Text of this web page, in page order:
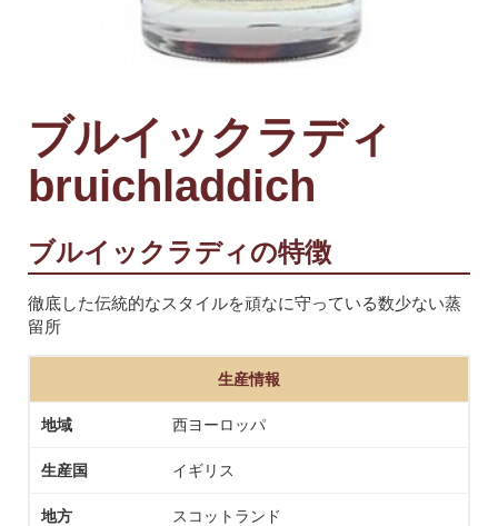
ブルイックラディ
bruichladdich
ブルイックラディの特徴
徹底した伝統的なスタイルを頑なに守っている数少ない蒸
留所
生産情報
地域 西ヨーロッパ
生産国 イギリス
地方 スコットランド